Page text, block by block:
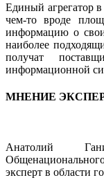
Единый агрегатор в
чем-то вроде
информацию о
наиболее
получат
информационной
МНЕНИЕ
Анатолий
эксперт в области